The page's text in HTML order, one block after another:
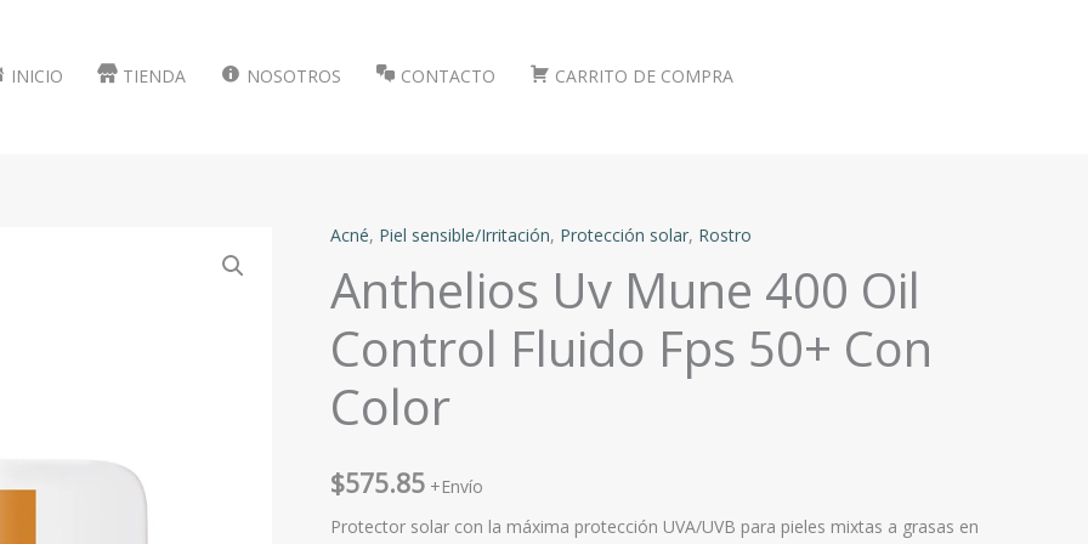
INICIO TIENDA NOSOTROS CONTACTO CARRITO DE COMPRA
Acné, Piel sensible/Irritación, Protección solar, Rostro
Anthelios Uv Mune 400 Oil
Control Fluido Fps 50+ Con
Color
$575.85 +Envío
Protector solar con la máxima protección UVA/UVB para pieles mixtas a grasas en